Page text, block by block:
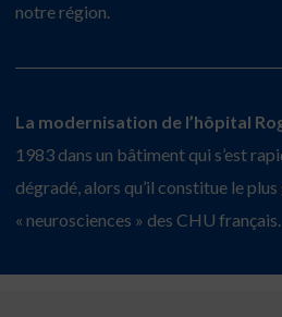
notre région.
La modernisation de l’hôpital
1983 dans un bâtiment qui s’est
dégradé, alors qu’il constitue le
« neurosciences » des CHU français.